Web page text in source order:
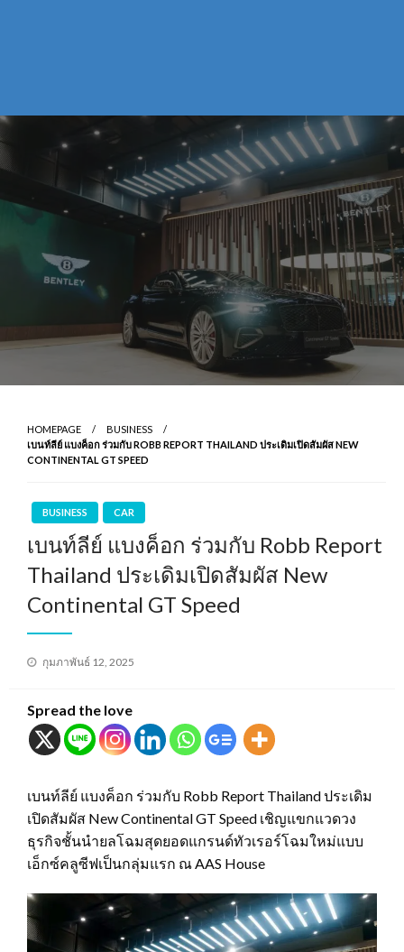
HOMEPAGE
BUSINESS
เบนท์ลีย์ แบงค็อก ร่วมกับ ROBB REPORT THAILAND ประเดิมเปิดสัมผัส NEW
CONTINENTAL GT SPEED
BUSINESS CAR
เบนท์ลีย์ แบงค็อก ร่วมกับ Robb Report
Thailand ประเดิมเปิดสัมผัส New
Continental GT Speed
Posted
กุมภาพันธ์ 12, 2025
Spread the love
เบนท์ลีย์ แบงค็อก ร่วมกับ Robb Report Thailand ประเดิม
เปิดสัมผัส New Continental GT Speed เชิญแขกแวดวง
ธุรกิจชั้นนำยลโฉมสุดยอดแกรนด์ทัวเรอร์โฉมใหม่แบบ
เอ็กซ์คลูซีฟเป็นกลุ่มแรก ณ AAS House